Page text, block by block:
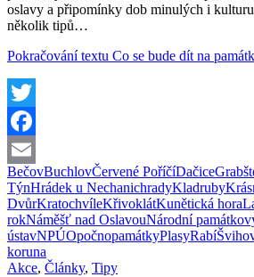
oslavy a připomínky dob minulých i
několik tipů…
Pokračování textu Co se bude dít na
Twitter
Facebook
Email
BečovBuchlovČervené PoříčíDačice
TýnHrádek u NechanichradyKladruby
DvůrKratochvíleKřivoklátKunětická hora
rokNáměšť nad OslavouNárodní
ústavNPÚOpočnopamátkyPlasyRabí
koruna
Akce, Články, Tipy